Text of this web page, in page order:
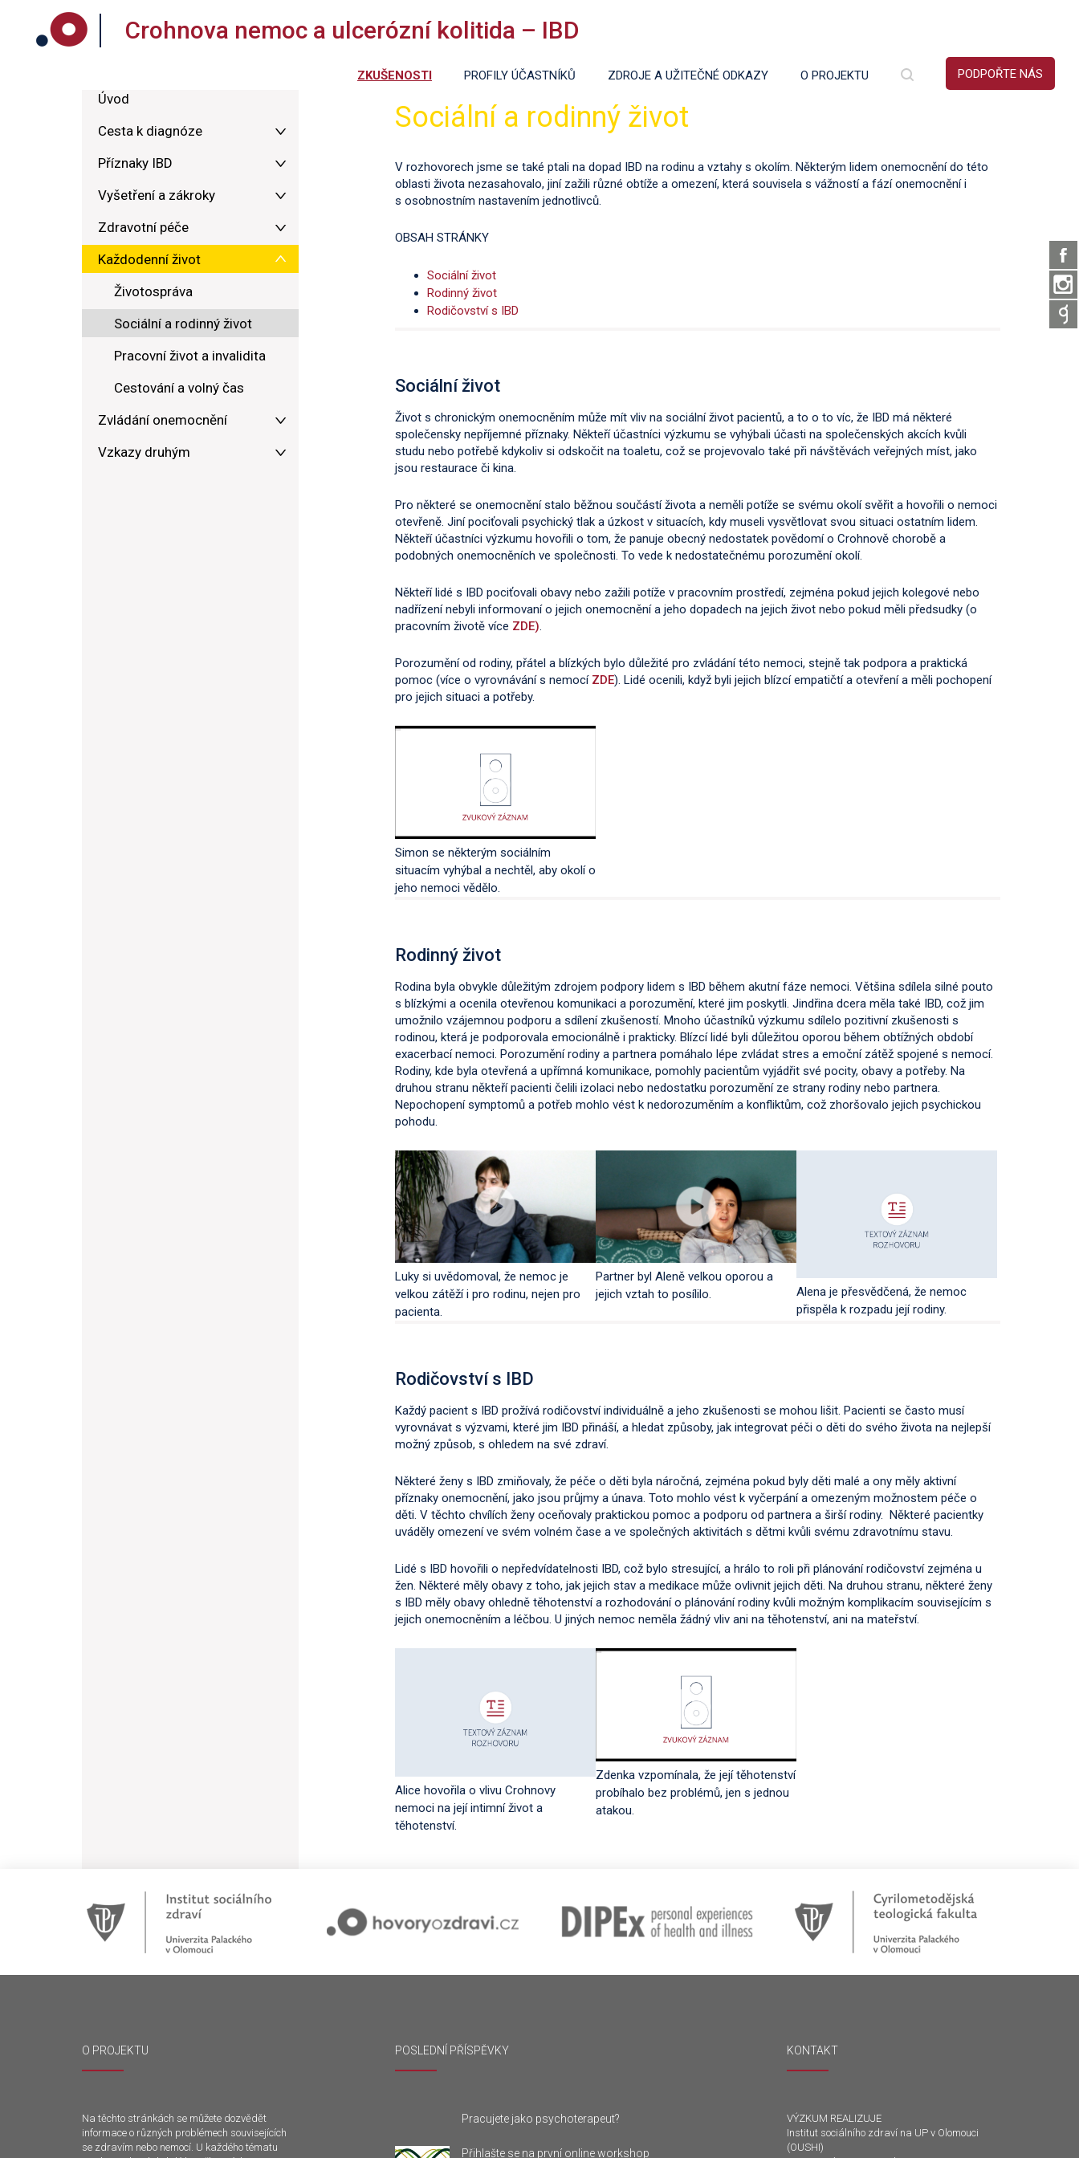
Crohnova nemoc a ulcerózní kolitida – IBD
PODPOŘTE NÁS
ZKUŠENOSTI PROFILY ÚČASTNÍKŮ ZDROJE A UŽITEČNÉ ODKAZY O PROJEKTU
Úvod
Cesta k diagnóze
Příznaky IBD
Vyšetření a zákroky
Zdravotní péče
Každodenní život
Životospráva
Sociální a rodinný život
Pracovní život a invalidita
Cestování a volný čas
Zvládání onemocnění
Vzkazy druhým
Sociální a rodinný život
V rozhovorech jsme se také ptali na dopad IBD na rodinu a vztahy s okolím. Některým lidem onemocnění do této
oblasti života nezasahovalo, jiní zažili různé obtíže a omezení, která souvisela s vážností a fází onemocnění i
s osobnostním nastavením jednotlivců.
OBSAH STRÁNKY
Sociální život
Rodinný život
Rodičovství s IBD
Sociální život
Život s chronickým onemocněním může mít vliv na sociální život pacientů, a to o to víc, že IBD má některé
společensky nepříjemné příznaky. Někteří účastníci výzkumu se vyhýbali účasti na společenských akcích kvůli
studu nebo potřebě kdykoliv si odskočit na toaletu, což se projevovalo také při návštěvách veřejných míst, jako
jsou restaurace či kina.
Pro některé se onemocnění stalo běžnou součástí života a neměli potíže se svému okolí svěřit a hovořili o nemoci
otevřeně. Jiní pociťovali psychický tlak a úzkost v situacích, kdy museli vysvětlovat svou situaci ostatním lidem.
Někteří účastníci výzkumu hovořili o tom, že panuje obecný nedostatek povědomí o Crohnově chorobě a
podobných onemocněních ve společnosti. To vede k nedostatečnému porozumění okolí.
Někteří lidé s IBD pociťovali obavy nebo zažili potíže v pracovním prostředí, zejména pokud jejich kolegové nebo
nadřízení nebyli informovaní o jejich onemocnění a jeho dopadech na jejich život nebo pokud měli předsudky (o
pracovním životě více ZDE).
Porozumění od rodiny, přátel a blízkých bylo důležité pro zvládání této nemoci, stejně tak podpora a praktická
pomoc (více o vyrovnávání s nemocí ZDE). Lidé ocenili, když byli jejich blízcí empatičtí a otevření a měli pochopení
pro jejich situaci a potřeby.
Simon se některým sociálním
situacím vyhýbal a nechtěl, aby okolí o
jeho nemoci vědělo.
Rodinný život
Rodina byla obvykle důležitým zdrojem podpory lidem s IBD během akutní fáze nemoci. Většina sdílela silné pouto
s blízkými a ocenila otevřenou komunikaci a porozumění, které jim poskytli. Jindřina dcera měla také IBD, což jim
umožnilo vzájemnou podporu a sdílení zkušeností. Mnoho účastníků výzkumu sdílelo pozitivní zkušenosti s
rodinou, která je podporovala emocionálně i prakticky. Blízcí lidé byli důležitou oporou během obtížných období
exacerbací nemoci. Porozumění rodiny a partnera pomáhalo lépe zvládat stres a emoční zátěž spojené s nemocí.
Rodiny, kde byla otevřená a upřímná komunikace, pomohly pacientům vyjádřit své pocity, obavy a potřeby. Na
druhou stranu někteří pacienti čelili izolaci nebo nedostatku porozumění ze strany rodiny nebo partnera.
Nepochopení symptomů a potřeb mohlo vést k nedorozuměním a konfliktům, což zhoršovalo jejich psychickou
pohodu.
Luky si uvědomoval, že nemoc je
velkou zátěží i pro rodinu, nejen pro
pacienta.
Partner byl Aleně velkou oporou a
jejich vztah to posílilo.
Alena je přesvědčená, že nemoc
přispěla k rozpadu její rodiny.
Rodičovství s IBD
Každý pacient s IBD prožívá rodičovství individuálně a jeho zkušenosti se mohou lišit. Pacienti se často musí
vyrovnávat s výzvami, které jim IBD přináší, a hledat způsoby, jak integrovat péči o děti do svého života na nejlepší
možný způsob, s ohledem na své zdraví.
Některé ženy s IBD zmiňovaly, že péče o děti byla náročná, zejména pokud byly děti malé a ony měly aktivní
příznaky onemocnění, jako jsou průjmy a únava. Toto mohlo vést k vyčerpání a omezeným možnostem péče o
děti. V těchto chvílích ženy oceňovaly praktickou pomoc a podporu od partnera a širší rodiny. Některé pacientky
uváděly omezení ve svém volném čase a ve společných aktivitách s dětmi kvůli svému zdravotnímu stavu.
Lidé s IBD hovořili o nepředvídatelnosti IBD, což bylo stresující, a hrálo to roli při plánování rodičovství zejména u
žen. Některé měly obavy z toho, jak jejich stav a medikace může ovlivnit jejich děti. Na druhou stranu, některé ženy
s IBD měly obavy ohledně těhotenství a rozhodování o plánování rodiny kvůli možným komplikacím souvisejícím s
jejich onemocněním a léčbou. U jiných nemoc neměla žádný vliv ani na těhotenství, ani na mateřství.
Alice hovořila o vlivu Crohnovy
nemoci na její intimní život a
těhotenství.
Zdenka vzpomínala, že její těhotenství
probíhalo bez problémů, jen s jednou
atakou.
O PROJEKTU
Na těchto stránkách se můžete dozvědět
informace o různých problémech souvisejících
se zdravím nebo nemocí. U každého tématu
POSLEDNÍ PŘÍSPĚVKY
Pracujete jako psychoterapeut?
Přihlašte se na první online workshop
KONTAKT
VÝZKUM REALIZUJE
Institut sociálního zdraví na UP v Olomouci
(OUSHI)